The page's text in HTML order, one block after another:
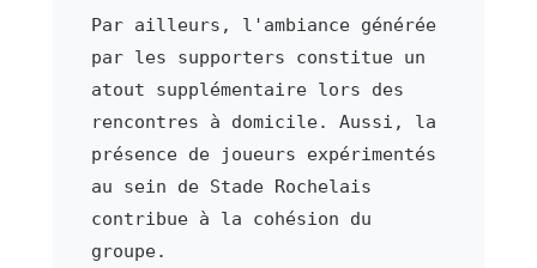
Par ailleurs, l'ambiance générée
par les supporters constitue un
atout supplémentaire lors des
rencontres à domicile. Aussi, la
présence de joueurs expérimentés
au sein de Stade Rochelais
contribue à la cohésion du
groupe.